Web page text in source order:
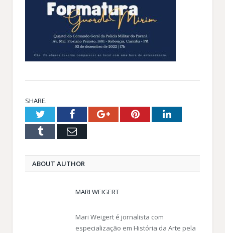
SHARE.
TwitterFacebookGoogle+PinterestLinkedIn
Tumblr Email
ABOUT AUTHOR
MARI WEIGERT
Mari Weigert é jornalista com
especialização em História da Arte pela